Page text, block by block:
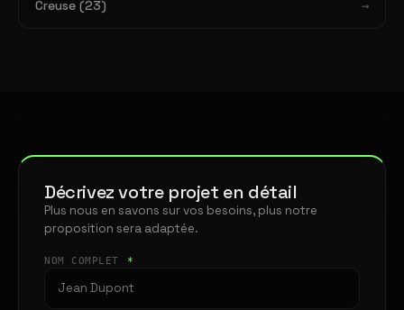
Creuse (23)
Décrivez votre projet en détail
Plus nous en savons sur vos besoins, plus notre
proposition sera adaptée.
NOM COMPLET *